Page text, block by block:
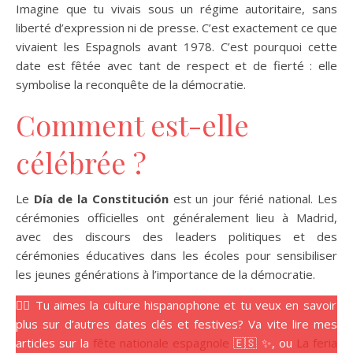
Imagine que tu vivais sous un régime autoritaire, sans
liberté d’expression ni de presse. C’est exactement ce que
vivaient les Espagnols avant 1978. C’est pourquoi cette
date est fêtée avec tant de respect et de fierté : elle
symbolise la reconquête de la démocratie.
Comment est-elle
célébrée ?
Le Día de la Constituciónest un jour férié national. Les
cérémonies officielles ont généralement lieu à Madrid,
avec des discours des leaders politiques et des
cérémonies éducatives dans les écoles pour sensibiliser
les jeunes générations à l’importance de la démocratie.
👉🏼 Tu aimes la culture hispanophone et tu veux en savoir
plus sur d’autres dates clés et festives? Va vite lire mes
articles sur la fête nationale espagnole 🇪🇸 ✨, ou La feria